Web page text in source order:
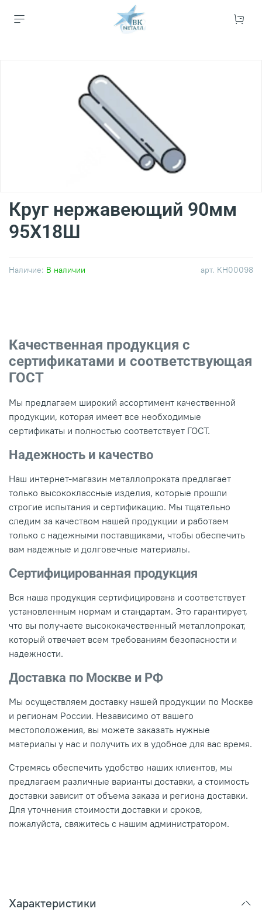
арт. КН00098
Наличие: В наличии
Круг нержавеющий 90мм
95Х18Ш
Качественная продукция с
сертификатами и соответствующая
ГОСТ
Мы предлагаем широкий ассортимент качественной
продукции, которая имеет все необходимые
сертификаты и полностью соответствует ГОСТ.
Надежность и качество
Наш интернет-магазин металлопроката предлагает
только высококлассные изделия, которые прошли
строгие испытания и сертификацию. Мы тщательно
следим за качеством нашей продукции и работаем
только с надежными поставщиками, чтобы обеспечить
вам надежные и долговечные материалы.
Сертифицированная продукция
Вся наша продукция сертифицирована и соответствует
установленным нормам и стандартам. Это гарантирует,
что вы получаете высококачественный металлопрокат,
который отвечает всем требованиям безопасности и
надежности.
Доставка по Москве и РФ
Мы осуществляем доставку нашей продукции по Москве
и регионам России. Независимо от вашего
местоположения, вы можете заказать нужные
материалы у нас и получить их в удобное для вас время.
Стремясь обеспечить удобство наших клиентов, мы
предлагаем различные варианты доставки, а стоимость
доставки зависит от объема заказа и региона доставки.
Для уточнения стоимости доставки и сроков,
пожалуйста, свяжитесь с нашим администратором.
Характеристики